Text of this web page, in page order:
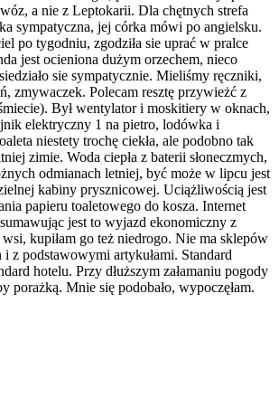
a nie z Leptokarii. Dla chętnych strefa
sympatyczna, jej córka mówi po angielsku.
po tygodniu, zgodziła sie uprać w pralce
jest ocieniona dużym orzechem, nieco
sie sympatycznie. Mieliśmy ręczniki,
zmywaczek. Polecam resztę przywieżć z
Był wentylator i moskitiery w oknach,
elektryczny 1 na pietro, lodówka i
niestety trochę ciekła, ale podobno tak
zimie. Woda ciepła z baterii słoneczmych,
odmianach letniej, być może w lipcu jest
kabiny prysznicowej. Uciążliwością jest
papieru toaletowego do kosza. Internet
jest to wyjazd ekonomiczny z
kupiłam go też niedrogo. Nie ma sklepów
z podstawowymi artykułami. Standard
hotelu. Przy dłuższym załamaniu pogody
porażką. Mnie się podobało, wypoczęłam.